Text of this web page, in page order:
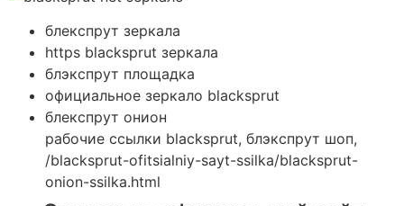
блекспрут зеркала
https blacksprut зеркала
блэкспрут площадка
официальное зеркало blacksprut
блекспрут онион
рабочие ссылки blacksprut, блэкспрут шоп,
/blacksprut-ofitsialniy-sayt-ssilka/blacksprut-
onion-ssilka.html